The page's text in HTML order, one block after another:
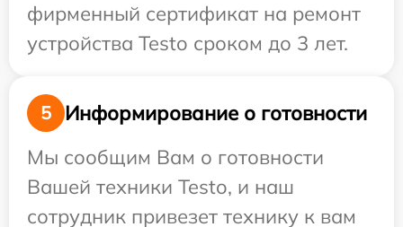
фирменный сертификат на ремонт
устройства Testo сроком до 3 лет.
5
Информирование о готовности
Мы сообщим Вам о готовности
Вашей техники Testo, и наш
сотрудник привезет технику к вам